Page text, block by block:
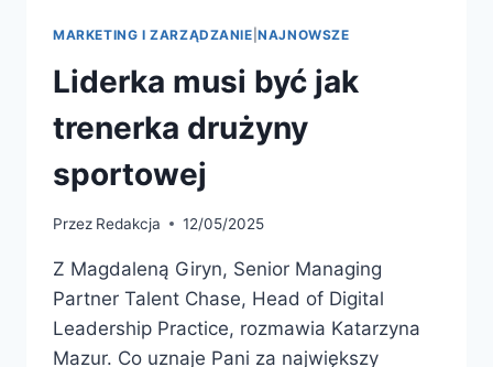
MARKETING I ZARZĄDZANIE |NAJNOWSZE
Liderka musi być jak
trenerka drużyny
sportowej
Przez Redakcja 12/05/2025
Z Magdaleną Giryn, Senior Managing
Partner Talent Chase, Head of Digital
Leadership Practice, rozmawia Katarzyna
Mazur. Co uznaje Pani za największy